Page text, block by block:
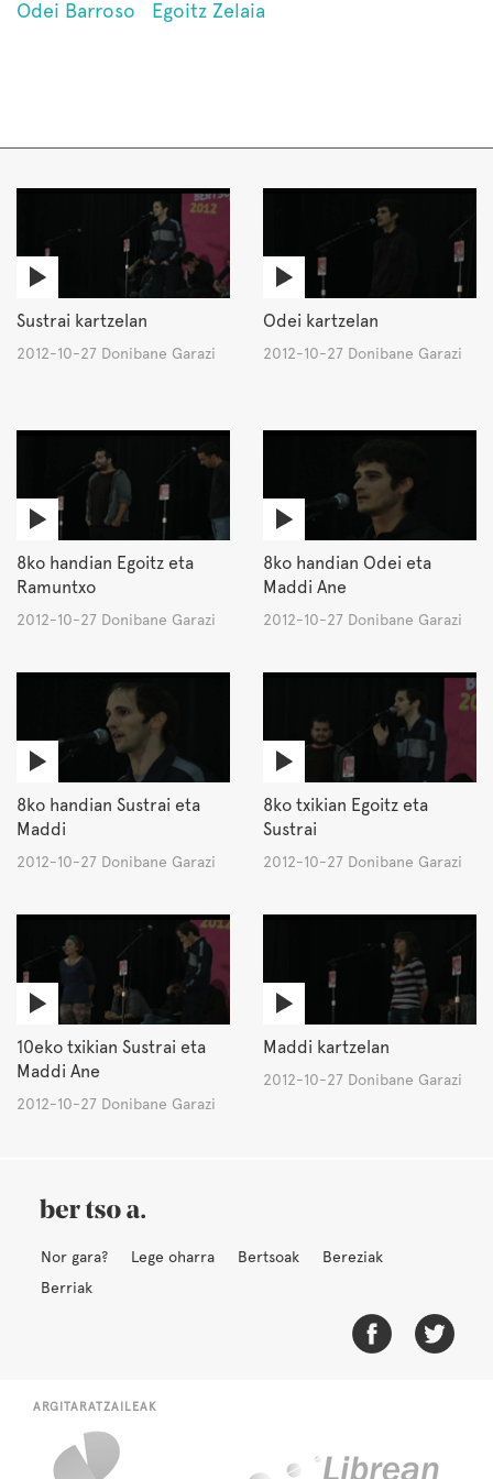
Odei Barroso Egoitz Zelaia
Sustrai kartzelan
2012-10-27 Donibane Garazi
Odei kartzelan
2012-10-27 Donibane Garazi
8ko handian Egoitz eta
Ramuntxo
2012-10-27 Donibane Garazi
8ko handian Odei eta
Maddi Ane
2012-10-27 Donibane Garazi
8ko handian Sustrai eta
Maddi
2012-10-27 Donibane Garazi
8ko txikian Egoitz eta
Sustrai
2012-10-27 Donibane Garazi
10eko txikian Sustrai eta
Maddi Ane
2012-10-27 Donibane Garazi
Maddi kartzelan
2012-10-27 Donibane Garazi
Nor gara? Lege oharra Bertsoak
Bereziak
Berriak
ARGITARATZAILEAK